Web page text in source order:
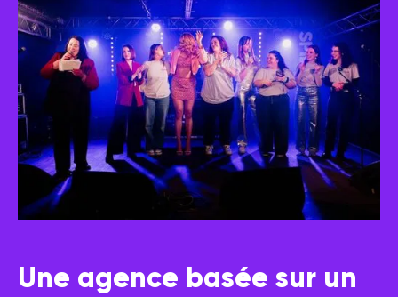
Une agence basée sur un